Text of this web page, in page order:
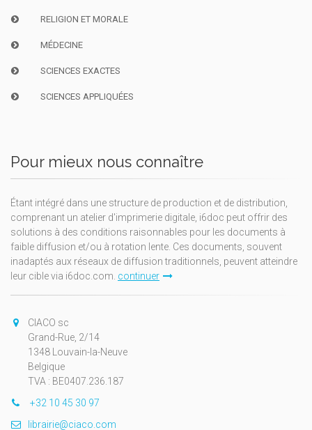
RELIGION ET MORALE
MÉDECINE
SCIENCES EXACTES
SCIENCES APPLIQUÉES
Pour mieux nous connaître
Étant intégré dans une structure de production et de distribution,
comprenant un atelier d'imprimerie digitale, i6doc peut offrir des
solutions à des conditions raisonnables pour les documents à
faible diffusion et/ou à rotation lente. Ces documents, souvent
inadaptés aux réseaux de diffusion traditionnels, peuvent atteindre
leur cible via i6doc.com. continuer
CIACO sc
Grand-Rue, 2/14
1348 Louvain-la-Neuve
Belgique
TVA : BE0407.236.187
+32 10 45 30 97
librairie@ciaco.com